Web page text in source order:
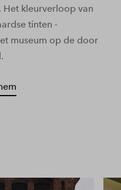
kleurverloop van
tinten -
museum op de door